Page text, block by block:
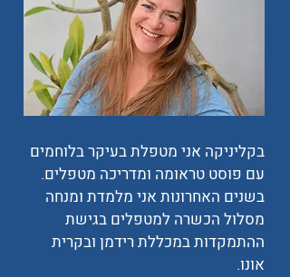
בקליניקה אני מטפלת בעיקר בלוחמים
עם פוסט טראומה ומדריכה מטפלים.
בשנים האחרונות אני מלמדת ומנחה
מסלול הכשרה למטפלים בגישת
ההתמקדות במכללת רידמן ובקרית
אונו.